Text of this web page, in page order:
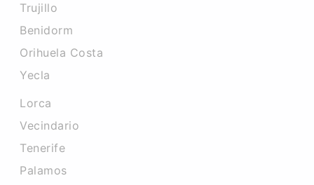
Trujillo
Benidorm
Orihuela Costa
Yecla
Lorca
Vecindario
Tenerife
Palamos